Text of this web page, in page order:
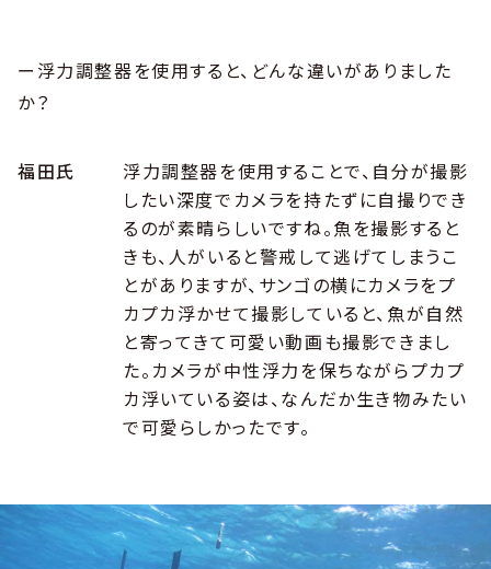
ー浮力調整器を使用すると、どんな違いがありました
か？
福田氏
浮力調整器を使用することで、自分が撮影
したい深度でカメラを持たずに自撮りでき
るのが素晴らしいですね。魚を撮影すると
きも、人がいると警戒して逃げてしまうこ
とがありますが、サンゴの横にカメラをプ
カプカ浮かせて撮影していると、魚が自然
と寄ってきて可愛い動画も撮影できまし
た。カメラが中性浮力を保ちながらプカプ
カ浮いている姿は、なんだか生き物みたい
で可愛らしかったです。